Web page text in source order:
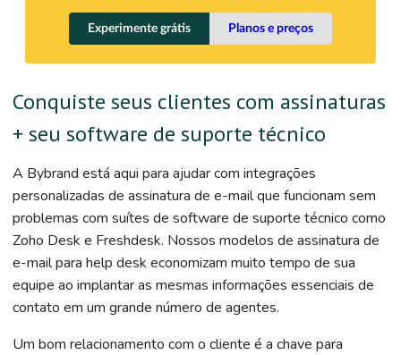
Experimente grátis Planos e preços
Conquiste seus clientes com assinaturas
+ seu software de suporte técnico
A Bybrand está aqui para ajudar com integrações
personalizadas de assinatura de e-mail que funcionam sem
problemas com suítes de software de suporte técnico como
Zoho Desk e Freshdesk. Nossos modelos de assinatura de
e-mail para help desk economizam muito tempo de sua
equipe ao implantar as mesmas informações essenciais de
contato em um grande número de agentes.
Um bom relacionamento com o cliente é a chave para